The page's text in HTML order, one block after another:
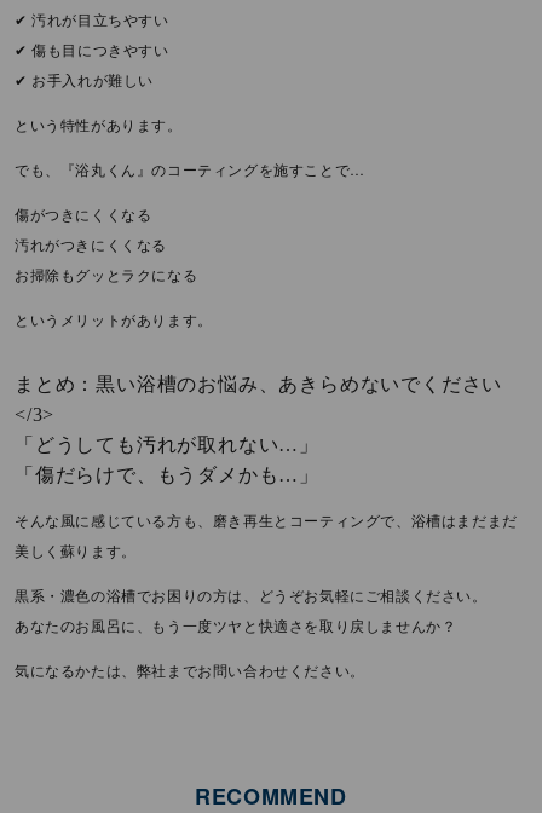
✔ 汚れが目立ちやすい
✔ 傷も目につきやすい
✔ お手入れが難しい
という特性があります。
でも、『浴丸くん』のコーティングを施すことで…
傷がつきにくくなる
汚れがつきにくくなる
お掃除もグッとラクになる
というメリットがあります。
まとめ：黒い浴槽のお悩み、あきらめないでください
</3>
「どうしても汚れが取れない…」
「傷だらけで、もうダメかも…」
そんな風に感じている方も、磨き再生とコーティングで、浴槽はまだまだ
美しく蘇ります。
黒系・濃色の浴槽でお困りの方は、どうぞお気軽にご相談ください。
あなたのお風呂に、もう一度ツヤと快適さを取り戻しませんか？
気になるかたは、弊社までお問い合わせください。
RECOMMEND